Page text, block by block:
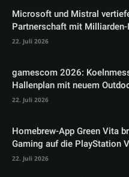
Microsoft und Mistral
Partnerschaft mit
22. Juli 2026
gamescom 2026:
Hallenplan mit neuem
22. Juli 2026
Homebrew-App Green Vita
Gaming auf die PlayStation
22. Juli 2026